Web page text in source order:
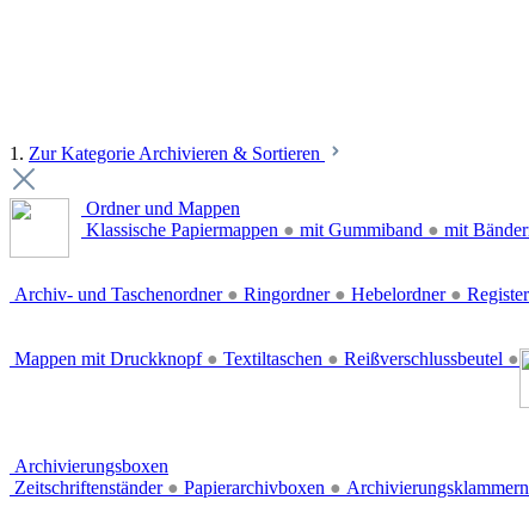
1. Zur Kategorie Archivieren & Sortieren
Ordner und Mappen
Klassische Papiermappen ● mit Gummiband ● mit
Archiv- und Taschenordner ● Ringordner ● Hebelordner ●
Mappen mit Druckknopf ● Textiltaschen ● Reißverschlussbeutel ●
Archivierungsboxen
Zeitschriftenständer ● Papierarchivboxen ● Archivierungsklammern